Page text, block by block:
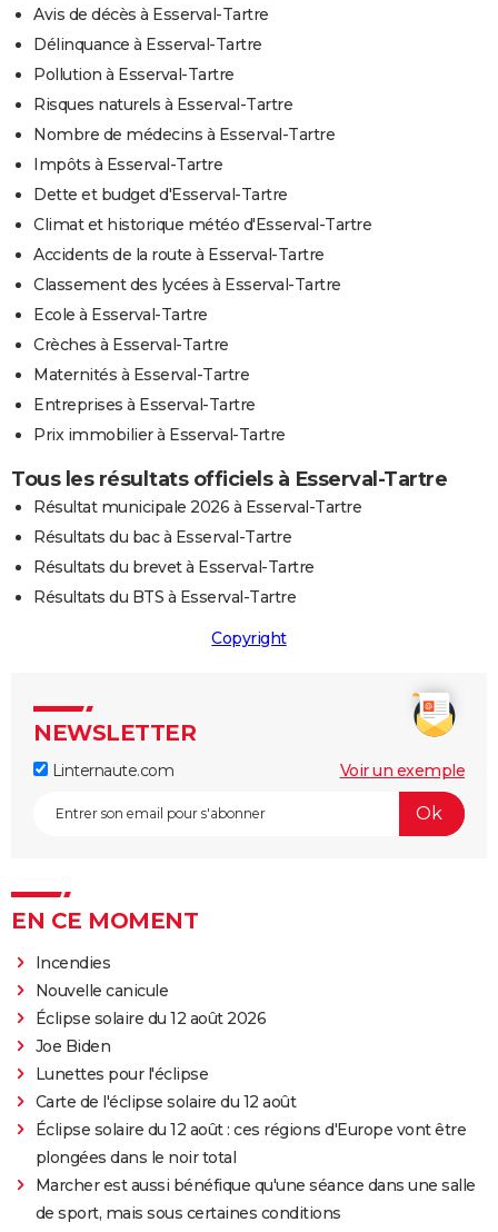
Avis de décès à Esserval-Tartre
Délinquance à Esserval-Tartre
Pollution à Esserval-Tartre
Risques naturels à Esserval-Tartre
Nombre de médecins à Esserval-Tartre
Impôts à Esserval-Tartre
Dette et budget d'Esserval-Tartre
Climat et historique météo d'Esserval-Tartre
Accidents de la route à Esserval-Tartre
Classement des lycées à Esserval-Tartre
Ecole à Esserval-Tartre
Crèches à Esserval-Tartre
Maternités à Esserval-Tartre
Entreprises à Esserval-Tartre
Prix immobilier à Esserval-Tartre
Tous les résultats officiels à Esserval-Tartre
Résultat municipale 2026 à Esserval-Tartre
Résultats du bac à Esserval-Tartre
Résultats du brevet à Esserval-Tartre
Résultats du BTS à Esserval-Tartre
Copyright
NEWSLETTER
Linternaute.com Voir un exemple
EN CE MOMENT
Incendies
Nouvelle canicule
Éclipse solaire du 12 août 2026
Joe Biden
Lunettes pour l'éclipse
Carte de l'éclipse solaire du 12 août
Éclipse solaire du 12 août : ces régions d'Europe vont être
plongées dans le noir total
Marcher est aussi bénéfique qu'une séance dans une salle
de sport, mais sous certaines conditions